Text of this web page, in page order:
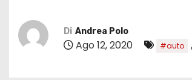
Di Andrea Polo
Ago 12, 2020 #auto ,